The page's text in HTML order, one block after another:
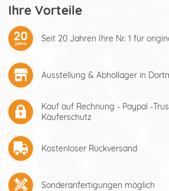
Ihre Vorteile
Seit 20 Jahren Ihre Nr. 1 für
Ausstellung & Abhollager in
Kauf auf Rechnung - Paypal -
Käuferschutz
Kostenloser Rückversand
Sonderanfertigungen möglich